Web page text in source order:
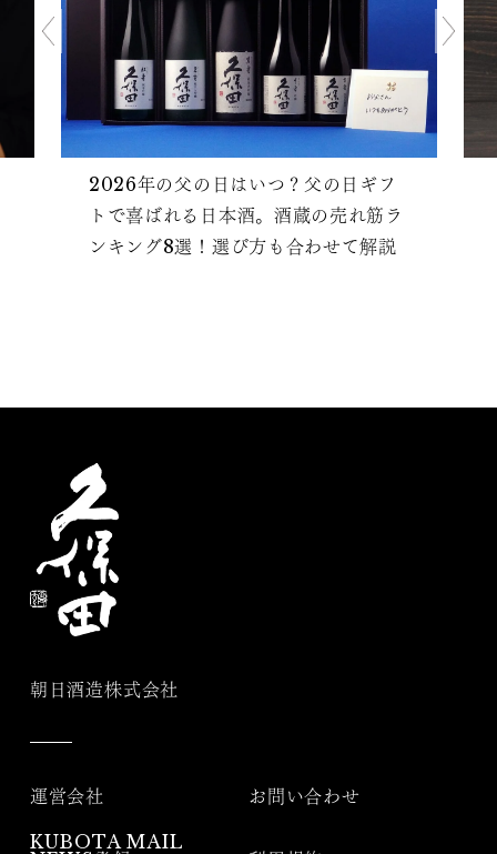
2026年の父の日はいつ？父の日ギフ
トで喜ばれる日本酒。酒蔵の売れ筋ラ
ンキング8選！選び方も合わせて解説
朝日酒造株式会社
運営会社 お問い合わせ
KUBOTA MAIL